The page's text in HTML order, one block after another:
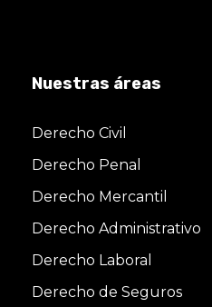
Nuestras áreas
Derecho Civil
Derecho Penal
Derecho Mercantil
Derecho Administrativo
Derecho Laboral
Derecho de Seguros